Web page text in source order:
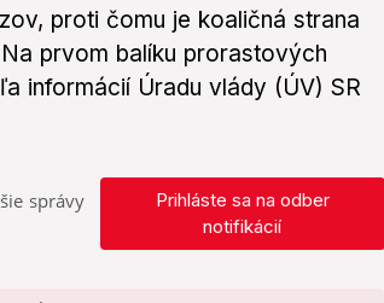
proti čomu je koaličná strana
prvom balíku prorastových
informácií Úradu vlády (ÚV) SR
správy
Prihláste sa na odber
notifikácií